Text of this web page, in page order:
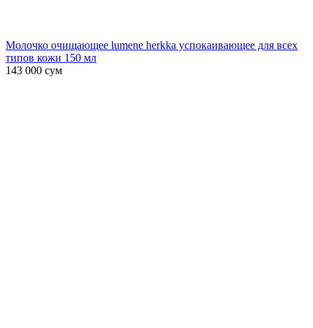
Молочко очищающее lumene herkka успокаивающее для всех
типов кожи 150 мл
143 000 сум